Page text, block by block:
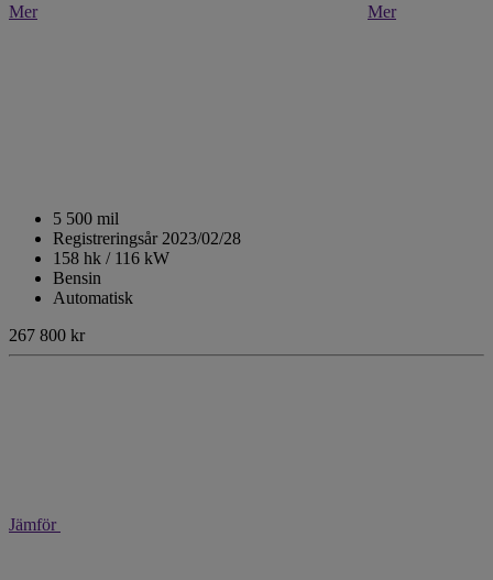
Mer Mer
5 500 mil
Registreringsår 2023/02/28
158 hk / 116 kW
Bensin
Automatisk
267 800 kr
Jämför